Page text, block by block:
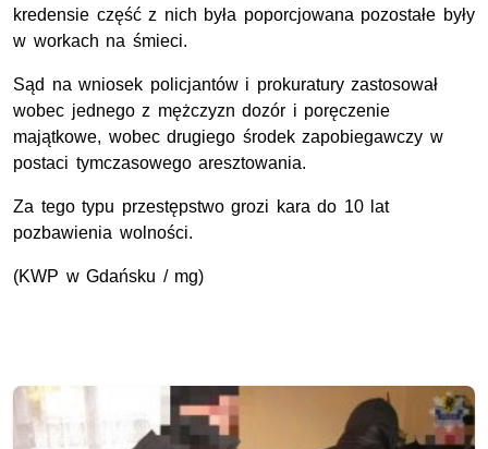
kredensie część z nich była poporcjowana pozostałe były
w workach na śmieci.
Sąd na wniosek policjantów i prokuratury zastosował
wobec jednego z mężczyzn dozór i poręczenie
majątkowe, wobec drugiego środek zapobiegawczy w
postaci tymczasowego aresztowania.
Za tego typu przestępstwo grozi kara do 10 lat
pozbawienia wolności.
(KWP w Gdańsku / mg)